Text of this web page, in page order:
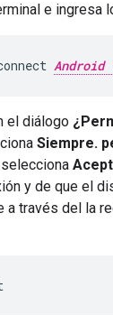
e ingresa
Android
el diálogo
Siempre.
y de que el
a través del la